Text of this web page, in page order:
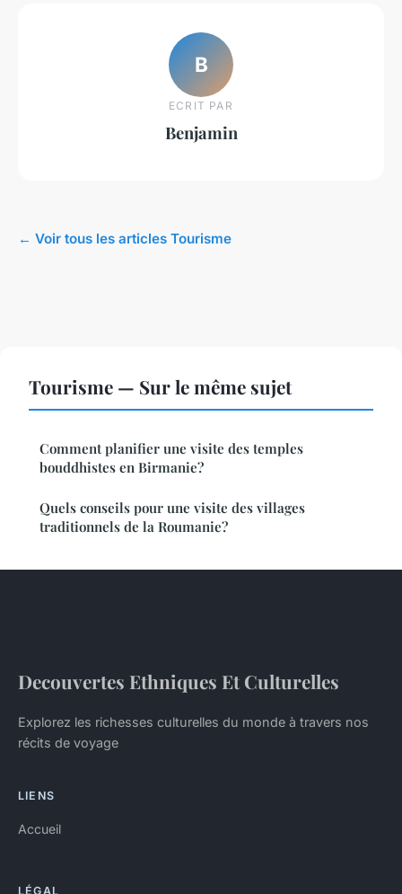
B
ECRIT PAR
Benjamin
← Voir tous les articles Tourisme
Tourisme — Sur le même sujet
Comment planifier une visite des temples
bouddhistes en Birmanie?
Quels conseils pour une visite des villages
traditionnels de la Roumanie?
Decouvertes Ethniques Et Culturelles
Explorez les richesses culturelles du monde à travers nos
récits de voyage
LIENS
Accueil
LÉGAL